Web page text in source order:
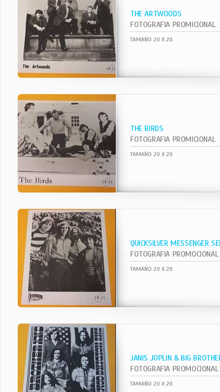
THE ARTWOODS
FOTOGRAFIA PROMICIONAL
TAMAÑO 20 X 26
THE BIRDS
FOTOGRAFIA PROMICIONAL
TAMAÑO 20 X 26
QUICKSILVER MESSENGER
FOTOGRAFIA PROMOCIONAL
TAMAÑO 20 X 26
JANIS JOPLIN & BIG
FOTOGRAFIA PROMOCIONAL
TAMAÑO 20 X 26